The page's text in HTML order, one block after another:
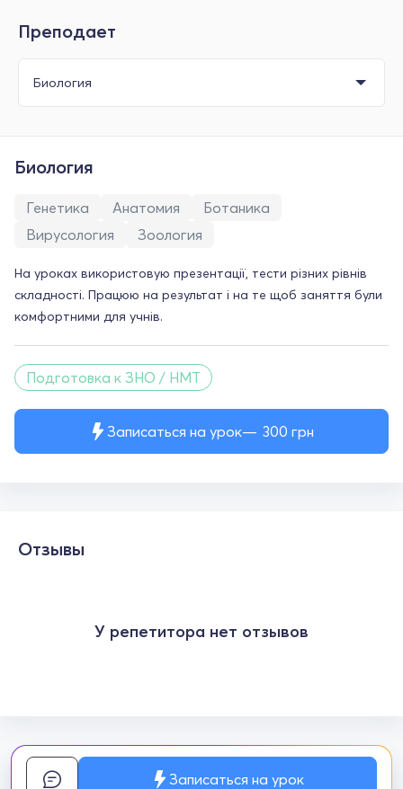
Преподает
Записаться на урок 300 грн
Биология
Генетика Анатомия
Ботаника
Вирусология
Зоология
На уроках використовую презентації, тести різних рівнів
складності. Працюю на результат і на те щоб заняття були
комфортними для учнів.
Подготовка к ЗНО / НМТ
Отзывы
У репетитора нет отзывов
Записаться на урок